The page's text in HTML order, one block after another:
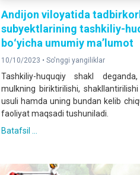
Andijon viloyatida
subyektlarining tashkiliy-
boʻyicha umumiy maʼlumot
10/10/2023 • So'nggi yangiliklar
Tashkiliy-huquqiy shakl
mulkning biriktirilishi,
usuli hamda uning bundan kelib
faoliyat maqsadi tushuniladi.
Batafsil ...